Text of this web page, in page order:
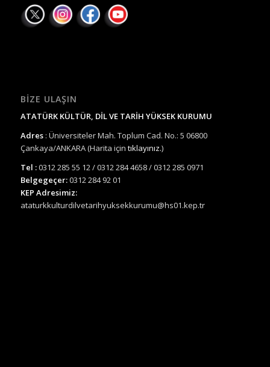
BIZE ULAŞIN
ATATÜRK KÜLTÜR, DİL VE TARİH YÜKSEK KURUMU
Adres : Üniversiteler Mah. Toplum Cad. No.: 5 06800
Çankaya/ANKARA (Harita için tıklayınız.)
Tel :0312 285 55 12 / 0312 284 4658 / 0312 285 0971
Belgegeçer:0312 284 92 01
KEP Adresimiz:
ataturkkulturdilvetarihyuksekkurumu@hs01.kep.tr